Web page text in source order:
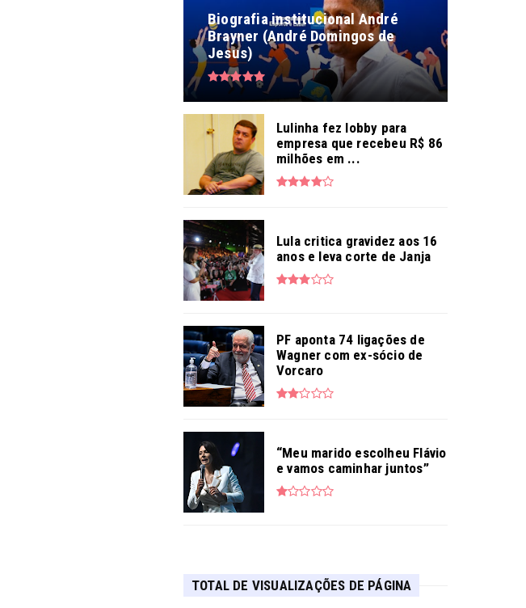
Biografia institucional André
Brayner (André Domingos de
Jesus)
Lulinha fez lobby para
empresa que recebeu R$ 86
milhões em ...
Lula critica gravidez aos 16
anos e leva corte de Janja
PF aponta 74 ligações de
Wagner com ex-sócio de
Vorcaro
“Meu marido escolheu Flávio
e vamos caminhar juntos”
TOTAL DE VISUALIZAÇÕES DE PÁGINA